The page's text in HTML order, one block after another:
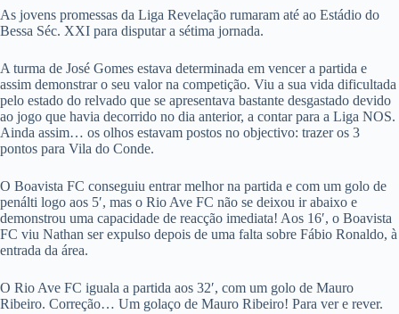
As jovens promessas da Liga Revelação rumaram até ao Estádio do
Bessa Séc. XXI para disputar a sétima jornada.
A turma de José Gomes estava determinada em vencer a partida e
assim demonstrar o seu valor na competição. Viu a sua vida dificultada
pelo estado do relvado que se apresentava bastante desgastado devido
ao jogo que havia decorrido no dia anterior, a contar para a Liga NOS.
Ainda assim… os olhos estavam postos no objectivo: trazer os 3
pontos para Vila do Conde.
O Boavista FC conseguiu entrar melhor na partida e com um golo de
penálti logo aos 5′, mas o Rio Ave FC não se deixou ir abaixo e
demonstrou uma capacidade de reacção imediata! Aos 16′, o Boavista
FC viu Nathan ser expulso depois de uma falta sobre Fábio Ronaldo, à
entrada da área.
O Rio Ave FC iguala a partida aos 32′, com um golo de Mauro
Ribeiro. Correção… Um golaço de Mauro Ribeiro! Para ver e rever.